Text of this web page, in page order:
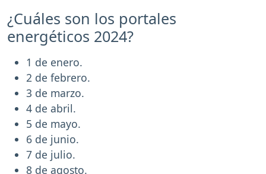
¿Cuáles son los portales
energéticos 2024?
1 de enero.
2 de febrero.
3 de marzo.
4 de abril.
5 de mayo.
6 de junio.
7 de julio.
8 de agosto.